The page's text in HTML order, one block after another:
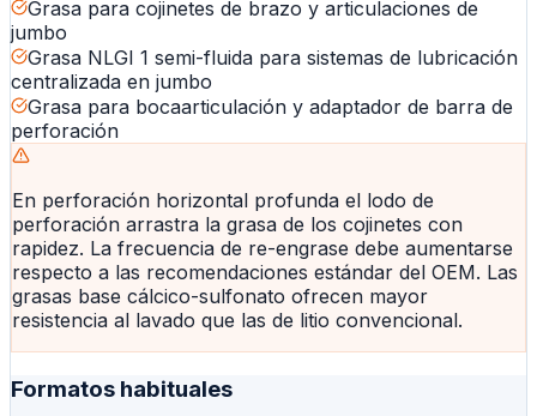
Grasa para cojinetes de brazo y articulaciones de
jumbo
Grasa NLGI 1 semi-fluida para sistemas de lubricación
centralizada en jumbo
Grasa para bocaarticulación y adaptador de barra de
perforación
En perforación horizontal profunda el lodo de
perforación arrastra la grasa de los cojinetes con
rapidez. La frecuencia de re-engrase debe aumentarse
respecto a las recomendaciones estándar del OEM. Las
grasas base cálcico-sulfonato ofrecen mayor
resistencia al lavado que las de litio convencional.
Formatos habituales